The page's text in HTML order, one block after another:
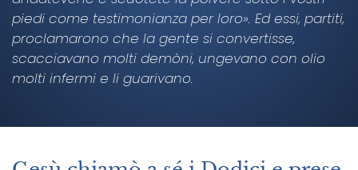
piedi come testimonianza per loro». Ed essi, partiti,
proclamarono che la gente si convertisse,
scacciavano molti demòni, ungevano con olio
molti infermi e li guarivano.